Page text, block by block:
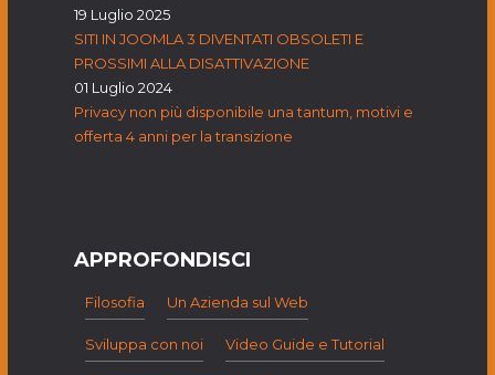
19 Luglio 2025
SITI IN JOOMLA 3 DIVENTATI OBSOLETI E
PROSSIMI ALLA DISATTIVAZIONE
01 Luglio 2024
Privacy non più disponibile una tantum, motivi e
offerta 4 anni per la transizione
APPROFONDISCI
Filosofia Un Azienda sul Web
Sviluppa con noi Video Guide e Tutorial